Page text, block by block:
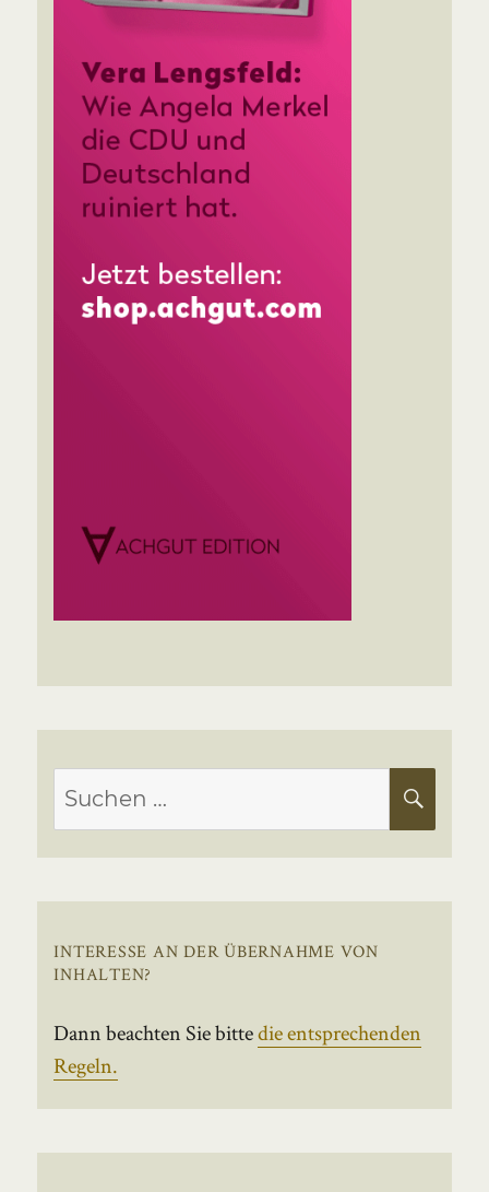
Suchen
nach:
INTERESSE AN DER ÜBERNAHME VON
INHALTEN?
Dann beachten Sie bittedie entsprechenden
Regeln.